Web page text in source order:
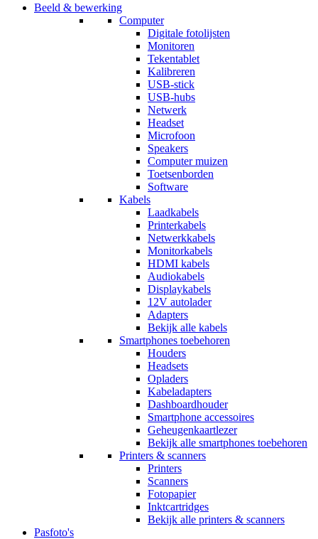
Beeld & bewerking
Computer
Digitale fotolijsten
Monitoren
Tekentablet
Kalibreren
USB-stick
USB-hubs
Netwerk
Headset
Microfoon
Speakers
Computer muizen
Toetsenborden
Software
Kabels
Laadkabels
Printerkabels
Netwerkkabels
Monitorkabels
HDMI kabels
Audiokabels
Displaykabels
12V autolader
Adapters
Bekijk alle kabels
Smartphones toebehoren
Houders
Headsets
Opladers
Kabeladapters
Dashboardhouder
Smartphone accessoires
Geheugenkaartlezer
Bekijk alle smartphones toebehoren
Printers & scanners
Printers
Scanners
Fotopapier
Inktcartridges
Bekijk alle printers & scanners
Pasfoto's